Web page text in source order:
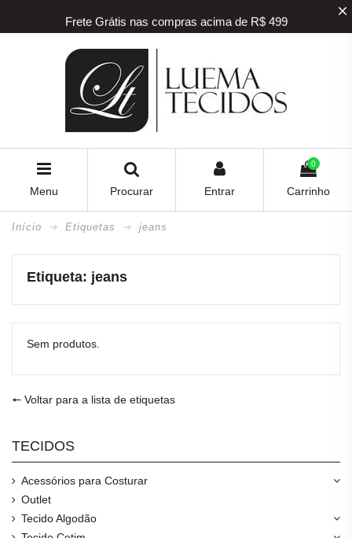
Frete Grátis nas compras acima de R$ 499
5% de desconto para pagamento via PIX e BOLETO
Frete Grátis nas compras acima de R$ 499
Menu Procurar Entrar
0
Carrinho
Início Etiquetas jeans
Etiqueta: jeans
Sem produtos.
🠔 Voltar para a lista de etiquetas
TECIDOS
Acessórios para Costurar
Outlet
Tecido Algodão